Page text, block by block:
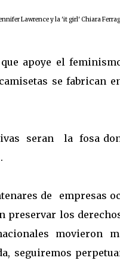
Lawrence y la 'it girl' Chiara
apoye el
se fabrican
seran la fosa
de
empresas
preservar los
movieron
seguiremos